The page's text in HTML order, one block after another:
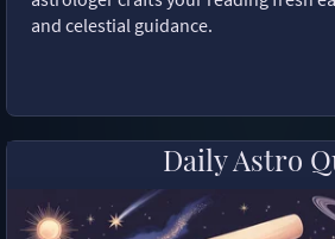
and celestial guidance.
Daily Astro